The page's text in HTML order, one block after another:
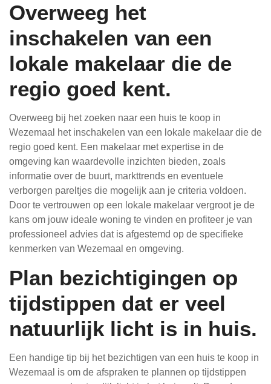
Overweeg het
inschakelen van een
lokale makelaar die de
regio goed kent.
Overweeg bij het zoeken naar een huis te koop in
Wezemaal het inschakelen van een lokale makelaar die de
regio goed kent. Een makelaar met expertise in de
omgeving kan waardevolle inzichten bieden, zoals
informatie over de buurt, markttrends en eventuele
verborgen pareltjes die mogelijk aan je criteria voldoen.
Door te vertrouwen op een lokale makelaar vergroot je de
kans om jouw ideale woning te vinden en profiteer je van
professioneel advies dat is afgestemd op de specifieke
kenmerken van Wezemaal en omgeving.
Plan bezichtigingen op
tijdstippen dat er veel
natuurlijk licht is in huis.
Een handige tip bij het bezichtigen van een huis te koop in
Wezemaal is om de afspraken te plannen op tijdstippen